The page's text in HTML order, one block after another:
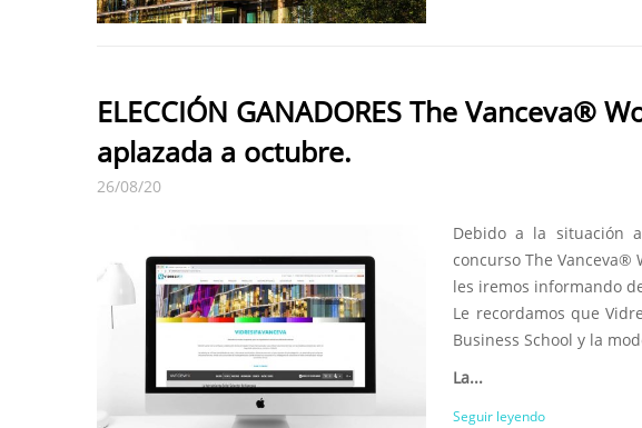
ELECCIÓN GANADORES The Vanceva®
aplazada a octubre.
26/08/20
Debido a la situación
concurso The Vanceva®
les iremos informando
Le recordamos que
Business School y la
La...
Seguir leyendo